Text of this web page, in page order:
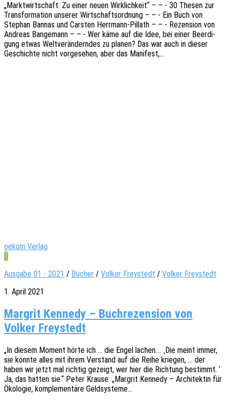
„Markt­wirt­schaft: Zu einer neuen Wirk­lich­keit“ – – - 30 Thesen zur
Trans­for­ma­ti­on unse­rer Wirt­schafts­ord­nung – – - Ein Buch von
Stephan Bannas und Cars­ten Herr­mann-Pillath – – - Rezen­si­on von
Andre­as Bange­mann – – - Wer käme auf die Idee, bei einer Beer­di­
gung etwas Welt­ver­än­dern­des zu planen? Das war auch in dieser
Geschich­te nicht vorge­se­hen, aber das Manifest,…
oekom Verlag
0
Ausgabe 01 - 2021 / Bücher / Volker Freystedt / Volker Freystedt
1. April 2021
Margrit Kennedy – Buchrezension von
Volker Freystedt
„In diesem Moment hörte ich … die Engel lachen…. ‚Die meint immer,
sie könnte alles mit ihrem Verstand auf die Reihe krie­gen, … der
haben wir jetzt mal rich­tig gezeigt, wer hier die Rich­tung bestimmt. ‘
Ja, das hatten sie.“ Peter Krause: „Margrit Kenne­dy – Archi­tek­tin für
Ökolo­gie, komple­men­tä­re Geldsysteme…